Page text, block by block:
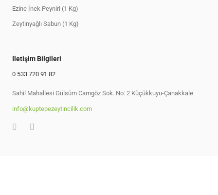
Ezine İnek Peyniri (1 Kg)
Zeytinyağlı Sabun (1 Kg)
Iletişim Bilgileri
0 533 720 91 82
Sahil Mahallesi Gülsüm Camgöz Sok. No: 2 Küçükkuyu-Çanakkale
info@kuptepezeytincilik.com